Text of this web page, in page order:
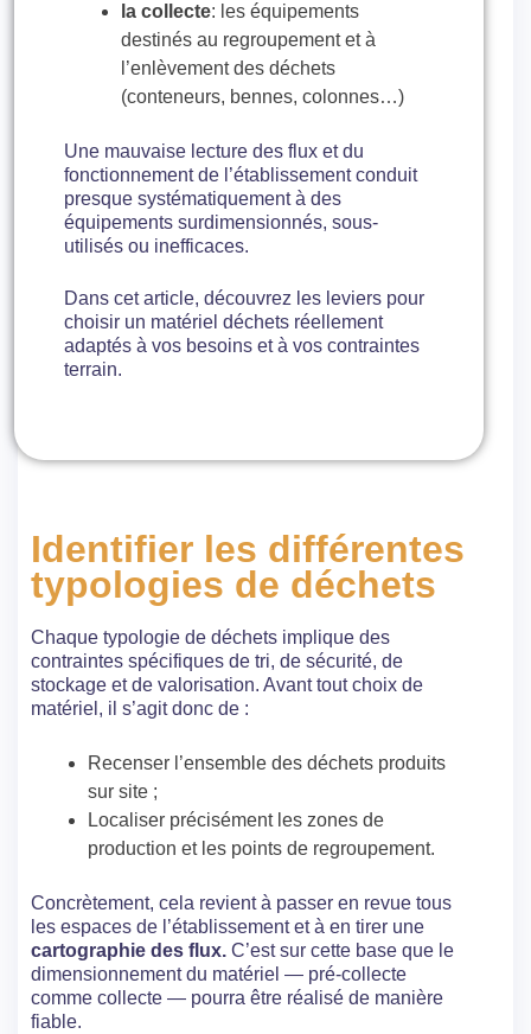
la collecte: les équipements
destinés au regroupement et à
l’enlèvement des déchets
(conteneurs, bennes, colonnes…)
Une mauvaise lecture des flux et du
fonctionnement de l’établissement conduit
presque systématiquement à des
équipements surdimensionnés, sous-
utilisés ou inefficaces.
Dans cet article, découvrez les leviers pour
choisir un matériel déchets réellement
adaptés à vos besoins et à vos contraintes
terrain.
Identifier les différentes
typologies de déchets
Chaque typologie de déchets implique des
contraintes spécifiques de tri, de sécurité, de
stockage et de valorisation. Avant tout choix de
matériel, il s’agit donc de :
Recenser l’ensemble des déchets produits
sur site ;
Localiser précisément les zones de
production et les points de regroupement.
Concrètement, cela revient à passer en revue tous
les espaces de l’établissement et à en tirer une
cartographie des flux. C’est sur cette base que le
dimensionnement du matériel — pré-collecte
comme collecte — pourra être réalisé de manière
fiable.